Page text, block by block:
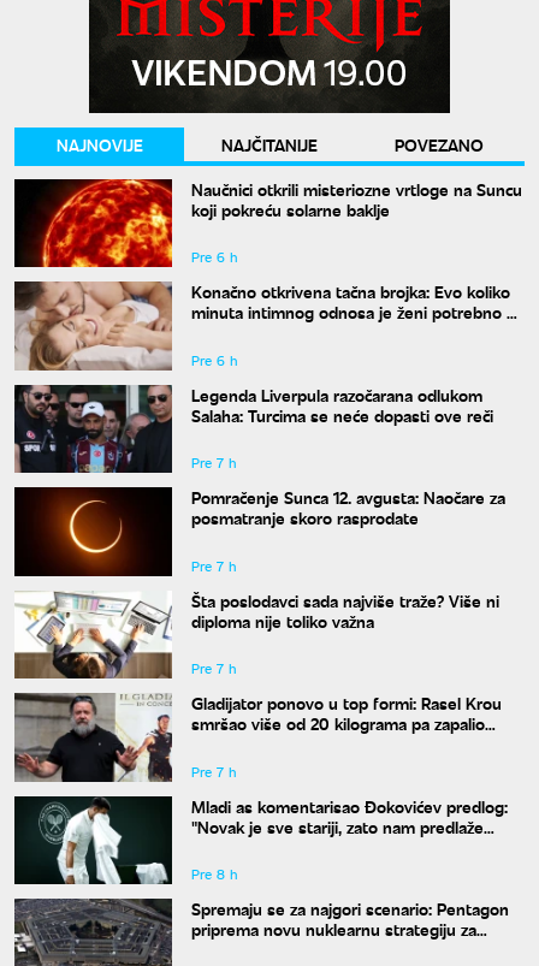
NAJNOVIJE NAJČITANIJE
POVEZANO
Naučnici otkrili misteriozne vrtloge na Suncu
koji pokreću solarne baklje
Pre 6 h
Konačno otkrivena tačna brojka: Evo koliko
minuta intimnog odnosa je ženi potrebno da
Pre 6 h
Legenda Liverpula razočarana odlukom
Salaha: Turcima se neće dopasti ove reči
Pre 7 h
Pomračenje Sunca 12. avgusta: Naočare za
posmatranje skoro rasprodate
Pre 7 h
Šta poslodavci sada najviše traže? Više ni
diploma nije toliko važna
Pre 7 h
Gladijator ponovo u top formi: Rasel Krou
smršao više od 20 kilograma pa zapalio
Pre 7 h
Mladi as komentarisao Đokovićev predlog:
"Novak je sve stariji, zato nam predlaže
Pre 8 h
Spremaju se za najgori scenario: Pentagon
priprema novu nuklearnu strategiju za